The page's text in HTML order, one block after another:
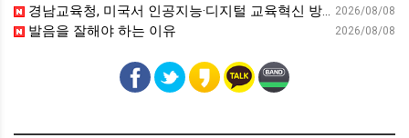
2026/08/08
경남교육청, 미국서 인공지능·디지털 교육혁신 방안 모색 - 웹이코노미
2026/08/08
발음을 잘해야 하는 이유